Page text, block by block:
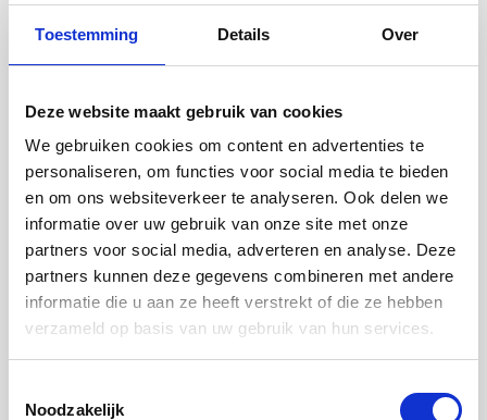
Toestemming Details Over
Deze website maakt gebruik van cookies
We gebruiken cookies om content en advertenties te
personaliseren, om functies voor social media te bieden
en om ons websiteverkeer te analyseren. Ook delen we
informatie over uw gebruik van onze site met onze
partners voor social media, adverteren en analyse. Deze
partners kunnen deze gegevens combineren met andere
informatie die u aan ze heeft verstrekt of die ze hebben
verzameld op basis van uw gebruik van hun services.
Noodzakelijk
Deel dit artikel